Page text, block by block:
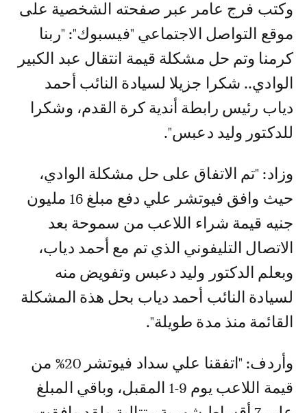
وكتب فرج عامر عبر صفحته الشخصية على
موقع التواصل الاجتماعي "فيسبوك": "ربنا
كرمنا وتم حل مشكلة قيمة انتقال عبد الكبير
الوادي.. شكرا جزيلا لسيادة النائب أحمد
دياب رئيس رابطة أندية كرة القدم، وشكرا
للدكتور وليد دعبس".
وزاد: "تم الاتفاق على حل مشكلة الوادي،
حيث وافق فيوتشر علي دفع مبلغ 16 مليون
جنيه قيمة شراء اللاعب من سموحة بعد
الاتصال التليفوني الذي تم مع أحمد دياب،
وبعلم الدكتور وليد دعبس وتفويض منه
لسيادة النائب أحمد دياب بحل هذة المشكلة
القائمة منذ مدة طويلة".
وأردف: "اتفقنا علي سداد فيوتشر 20% من
قيمة اللاعب يوم 9-1 المقبل، وباقي المبلغ